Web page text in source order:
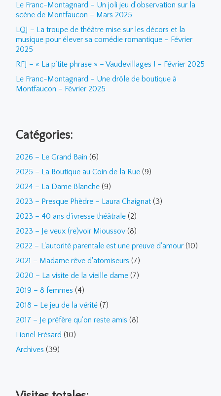
Le Franc-Montagnard – Un joli jeu d’observation sur la
scène de Montfaucon – Mars 2025
LQJ – La troupe de théâtre mise sur les décors et la
musique pour élever sa comédie romantique – Février
2025
RFJ – « La p’tite phrase » – Vaudevillages ! – Février 2025
Le Franc-Montagnard – Une drôle de boutique à
Montfaucon – Février 2025
Catégories:
2026 – Le Grand Bain (6)
2025 – La Boutique au Coin de la Rue (9)
2024 – La Dame Blanche (9)
2023 – Presque Phèdre – Laura Chaignat (3)
2023 – 40 ans d'ivresse théâtrale (2)
2023 – Je veux (re)voir Mioussov (8)
2022 – L'autorité parentale est une preuve d'amour (10)
2021 – Madame rêve d'atomiseurs (7)
2020 – La visite de la vieille dame (7)
2019 – 8 femmes (4)
2018 – Le jeu de la vérité (7)
2017 – Je préfère qu'on reste amis (8)
Lionel Frésard (10)
Archives (39)